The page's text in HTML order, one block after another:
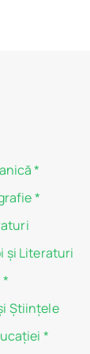
*
*
și Literaturi
*
Ştiinţele
*